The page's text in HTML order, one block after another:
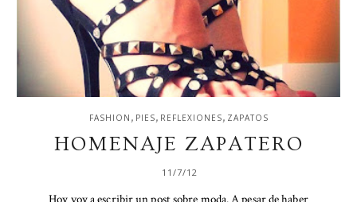
FASHION , PIES, REFLEXIONES, ZAPATOS
HOMENAJE ZAPATERO
11/7/12
Hoy voy a escribir un post sobre moda. A pesar de haber